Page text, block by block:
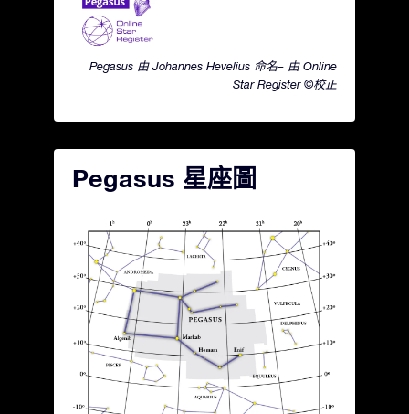
Pegasus 由 Johannes Hevelius 命名– 由 Online
Star Register ©校正
Pegasus 星座圖